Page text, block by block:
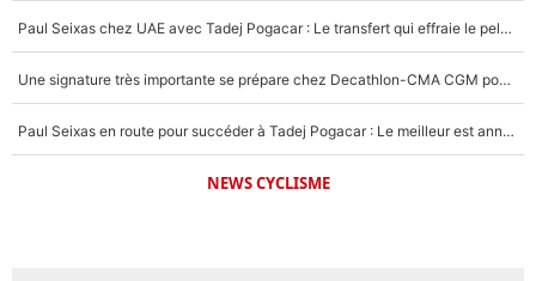
Paul Seixas chez UAE avec Tadej Pogacar : Le transfert qui effraie le peloton, «c’est la pire des choses qui puisse arriver»
Une signature très importante se prépare chez Decathlon-CMA CGM pour aider Paul Seixas à gagner le Tour de France 2027
Paul Seixas en route pour succéder à Tadej Pogacar : Le meilleur est annoncé pour l’avenir de la pépite française
NEWS CYCLISME